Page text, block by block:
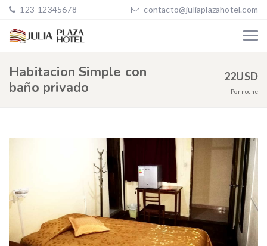
123-12345678 contacto@juliaplazahotel.com
Habitacion Simple con
baño privado
22USD
Por noche